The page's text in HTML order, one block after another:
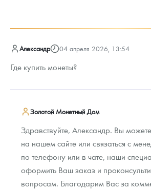
Александр 04 апреля 2026, 13:54
Где купить монеты?
Золотой Монетный Дом
Здравствуйте, Александр. Вы
на нашем сайте или связаться с
по телефону или в чате, наши
оформить Ваш заказ и
вопросам. Благодарим Вас за